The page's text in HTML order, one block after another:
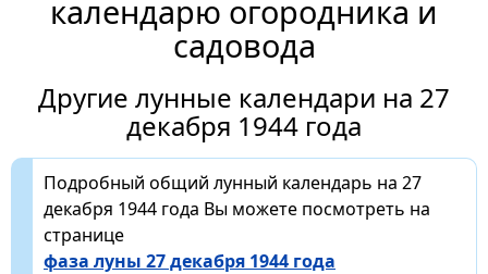
календарю огородника и
садовода
Другие лунные календари на 27
декабря 1944 года
Подробный общий лунный календарь на 27
декабря 1944 года Вы можете посмотреть на
странице
фаза луны 27 декабря 1944 года